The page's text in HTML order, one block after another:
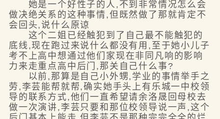
她是一个好性子的人,不到非常情况怎么会
做决绝关系的这种事情,但既然做了那就肯定不
会回头,说什么原谅
这个二姐已经触犯到了自己最不能触犯的
底线,现在跑过来说什么都没有用,至于她小儿子
考不上高中想通过他们家现在非同凡响的影响
力来走重点高中后门,那关自己什么事?
以前,那算是自己小外甥,学业的事情举手之
劳,李芸能帮就帮,确实她手头上有乐城一中校领
导的联系方式,他们一直希望请余洛晟回母校去
做一次演讲,李芸只要和那位校领导说一声,这个